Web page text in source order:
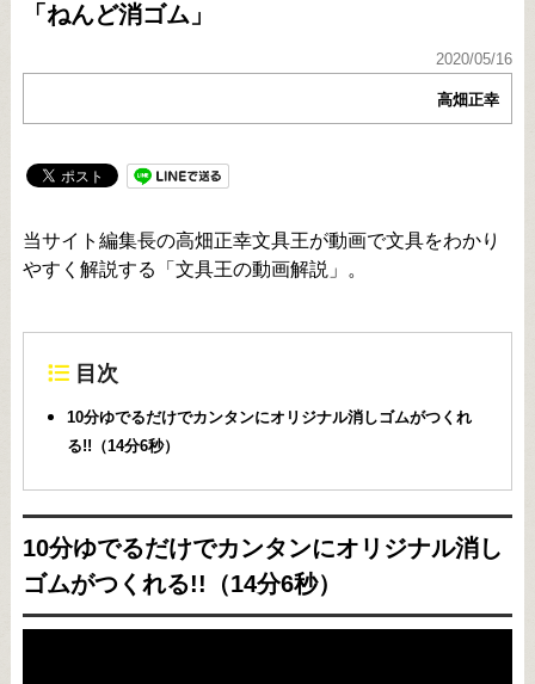
「ねんど消ゴム」
2020/05/16
高畑正幸
当サイト編集長の高畑正幸文具王が動画で文具をわかり
やすく解説する「文具王の動画解説」。
目次
10分ゆでるだけでカンタンにオリジナル消しゴムがつくれ
る!!（14分6秒）
10分ゆでるだけでカンタンにオリジナル消し
ゴムがつくれる!!（14分6秒）